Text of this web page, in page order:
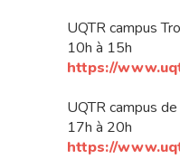
UQTR campus
10h à 15h
https://
UQTR campus
17h à 20h
https://